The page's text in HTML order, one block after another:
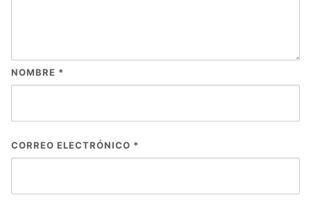
NOMBRE *
CORREO ELECTRÓNICO *